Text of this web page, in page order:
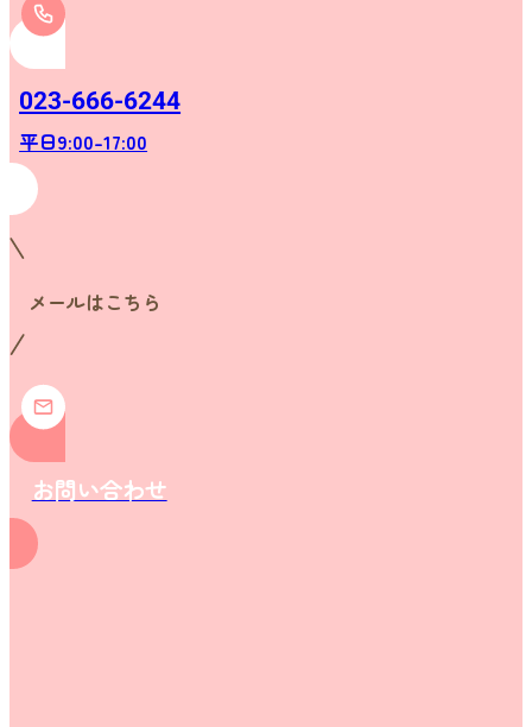
023-666-6244
平日9:00-17:00
メールはこちら
お問い合わせ